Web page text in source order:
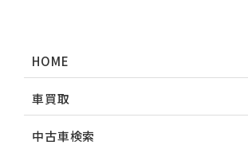
HOME
車買取
中古車検索